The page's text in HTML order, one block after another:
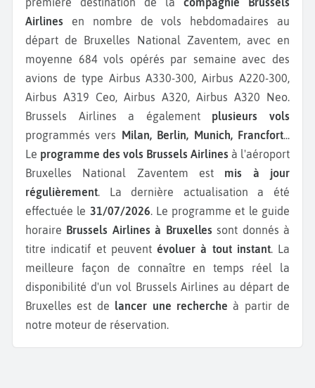
Airlines en nombre de vols hebdomadaires au
départ de Bruxelles National Zaventem, avec en
moyenne 684 vols opérés par semaine avec des
avions de type Airbus A330-300, Airbus A220-300,
Airbus A319 Ceo, Airbus A320, Airbus A320 Neo.
Brussels Airlines a également plusieurs vols
programmés vers Milan, Berlin, Munich, Francfort...
Le programme des vols Brussels Airlines à l'aéroport
Bruxelles National Zaventem est mis à jour
régulièrement. La dernière actualisation a été
effectuée le 31/07/2026. Le programme et le guide
horaire Brussels Airlines à Bruxelles sont donnés à
titre indicatif et peuvent évoluer à tout instant. La
meilleure façon de connaître en temps réel la
disponibilité d'un vol Brussels Airlines au départ de
Bruxelles est de lancer une recherche à partir de
notre moteur de réservation.